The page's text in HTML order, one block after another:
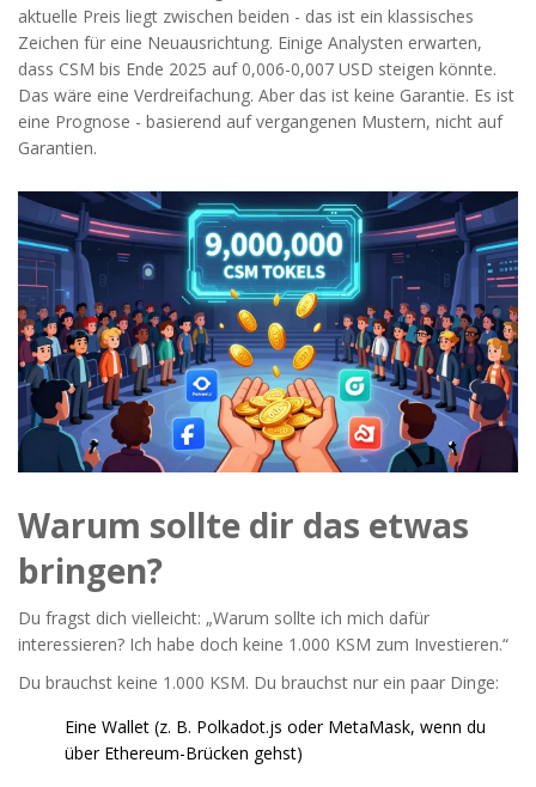
aktuelle Preis liegt zwischen beiden - das ist ein klassisches
Zeichen für eine Neuausrichtung. Einige Analysten erwarten,
dass CSM bis Ende 2025 auf 0,006-0,007 USD steigen könnte.
Das wäre eine Verdreifachung. Aber das ist keine Garantie. Es ist
eine Prognose - basierend auf vergangenen Mustern, nicht auf
Garantien.
Warum sollte dir das etwas
bringen?
Du fragst dich vielleicht: „Warum sollte ich mich dafür
interessieren? Ich habe doch keine 1.000 KSM zum Investieren.“
Du brauchst keine 1.000 KSM. Du brauchst nur ein paar Dinge:
Eine Wallet (z. B. Polkadot.js oder MetaMask, wenn du
über Ethereum-Brücken gehst)